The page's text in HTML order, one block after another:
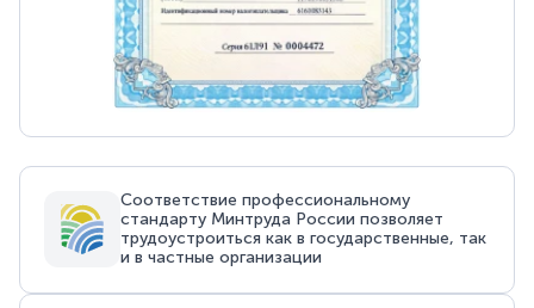
Соответствие профессиональному
стандарту Минтруда России позволяет
трудоустроиться как в государственные, так
и в частные организации